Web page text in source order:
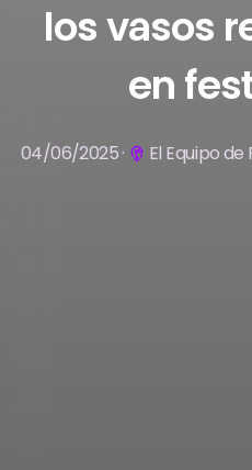
los vasos
en
04/06/2025 · El Equipo de